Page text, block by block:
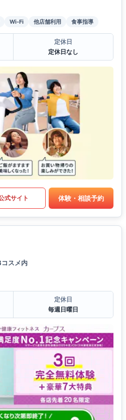
Wi-Fi 他店舗利用 食事指導
定休日
定休日なし
式サイト 体験・相談予約
スメ内
定休日
毎週日曜日